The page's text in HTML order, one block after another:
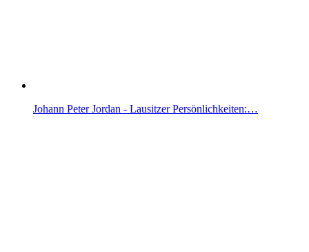
Johann Peter Jordan - Lausitzer Persönlichkeiten:…